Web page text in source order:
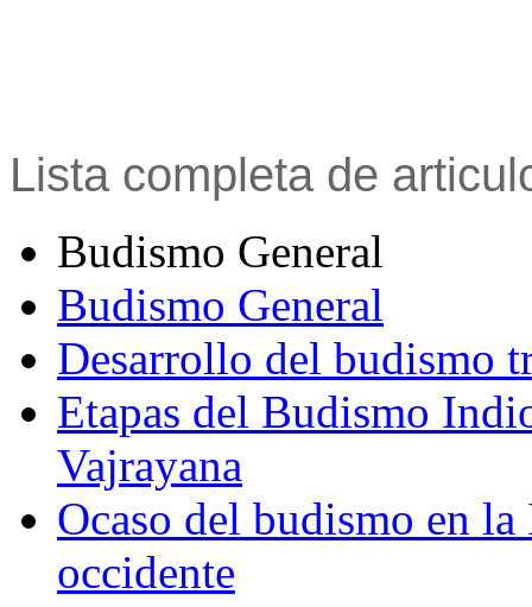
Lista completa de
Budismo General
Budismo General
Desarrollo del budismo
Etapas del Budismo
Vajrayana
Ocaso del budismo en
occidente